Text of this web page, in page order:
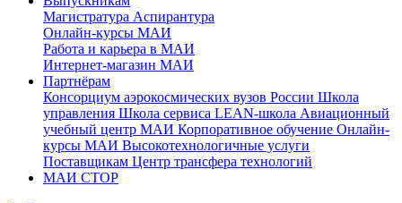
Магистратура Аспирантура
Онлайн-курсы МАИ
Работа и карьера в МАИ
Интернет-магазин МАИ
Партнёрам
Консорциум аэрокосмических вузов России Школа
управления Школа сервиса LEAN-школа Авиационный
учебный центр МАИ Корпоративное обучение Онлайн-
курсы МАИ Высокотехнологичные услуги
Поставщикам Центр трансфера технологий
МАИ СТОР